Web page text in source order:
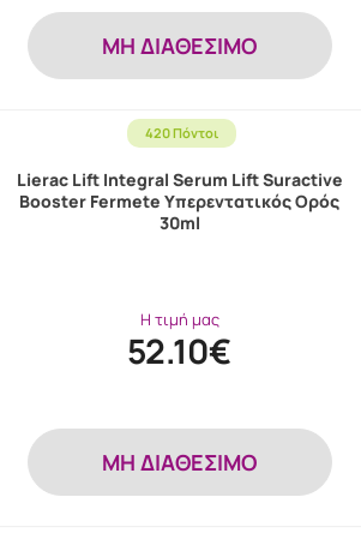
MH ΔΙΑΘΕΣΙΜΟ
420 Πόντοι
Lierac Lift Integral Serum Lift Suractive
Booster Fermete Υπερεντατικός Ορός
30ml
Η τιμή μας
52.10€
MH ΔΙΑΘΕΣΙΜΟ